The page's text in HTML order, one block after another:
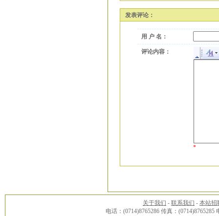
发表评论：
用 户 名：
评论内容：
*
关于我们 - 联系我们 - 本站招
电话：(0714)8765286 传真：(0714)8765285